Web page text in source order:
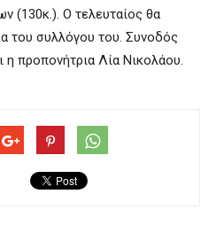
(130κ.). Ο τελευταίος θα
του συλλόγου του. Συνοδός
η προπονήτρια Λία Νικολάου.